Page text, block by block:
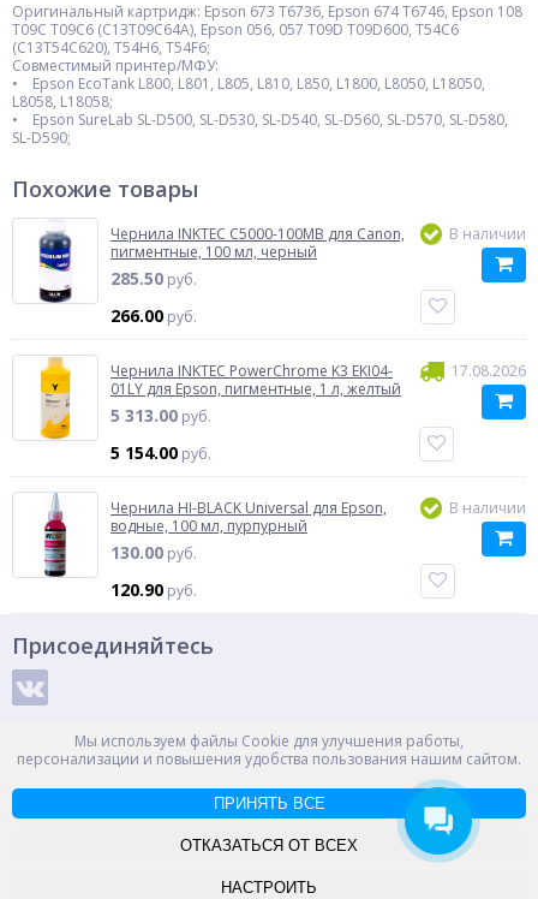
Оригинальный картридж: Epson 673 T6736, Epson 674 T6746, Epson 108
T09C T09C6 (C13T09C64A), Epson 056, 057 T09D T09D600, T54C6
(C13T54C620), T54H6, T54F6;
Совместимый принтер/МФУ:
• Epson EcoTank L800, L801, L805, L810, L850, L1800, L8050, L18050,
L8058, L18058;
• Epson SureLab SL-D500, SL-D530, SL-D540, SL-D560, SL-D570, SL-D580,
SL-D590;
Похожие товары
Чернила INKTEC C5000-100MB для Canon,
пигментные, 100 мл, черный
285.50 руб.
266.00 руб.
В наличии
Чернила INKTEC PowerChrome K3 EKI04-
01LY для Epson, пигментные, 1 л, желтый
5 313.00 руб.
5 154.00 руб.
17.08.2026
Чернила HI-BLACK Universal для Epson,
водные, 100 мл, пурпурный
130.00 руб.
120.90 руб.
В наличии
Мы используем файлы Cookie для улучшения работы,
персонализации и повышения удобства пользования нашим сайтом.
ПРИНЯТЬ ВСЕ
ОТКАЗАТЬСЯ ОТ ВСЕХ
НАСТРОИТЬ
Присоединяйтесь
Способы оплаты
Россия, Великий Новгород, пр. Александра Корсунова 14А